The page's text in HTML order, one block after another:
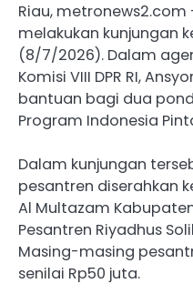
Riau, metronews2.com
melakukan kunjungan
(8/7/2026). Dalam
Komisi VIII DPR RI,
bantuan bagi dua
Program Indonesia
Dalam kunjungan
pesantren diserahkan
Al Multazam
Pesantren Riyadhus
Masing-masing
senilai Rp50 juta.